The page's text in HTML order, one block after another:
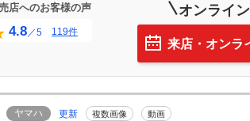
店へのお客様の声
4.8／5 119件
オンライ
来店・オンラ
ヤマハ 更新 複数画像 動画